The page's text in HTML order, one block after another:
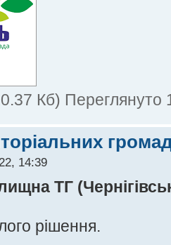
Кб) Переглянуто
14:39
ТГ
рішення.